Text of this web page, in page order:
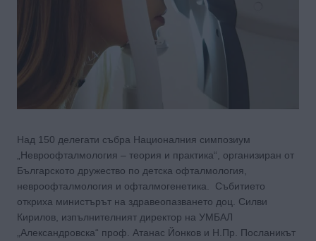
Над 150 делегати събра Националния симпозиум
„Невроофталмология – теория и практика“, организиран от
Българското дружество по детска офталмология,
невроофталмология и офталмогенетика. Събитието
откриха министърът на здравеопазването доц. Силви
Кирилов, изпълнителният директор на УМБАЛ
„Александровска“ проф. Атанас Йонков и Н.Пр. Посланикът